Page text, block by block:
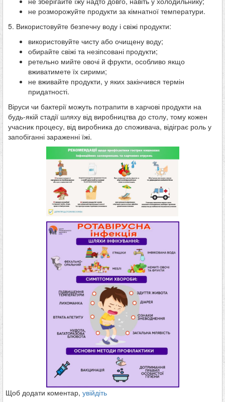
не розморожуйте продукти за кімнатної температури.
5. Використовуйте безпечну воду і свіжі продукти:
використовуйте чисту або очищену воду;
обирайте свіжі та незіпсовані продукти;
ретельно мийте овочі й фрукти, особливо якщо
вживатимете їх сирими;
не вживайте продукти, у яких закінчився термін
придатності.
Віруси чи бактерії можуть потрапити в харчові продукти на
будь-якій стадії шляху від виробництва до столу, тому кожен
учасник процесу, від виробника до споживача, відіграє роль у
запобіганні зараженні їжі.
Щоб додати коментар, увійдіть